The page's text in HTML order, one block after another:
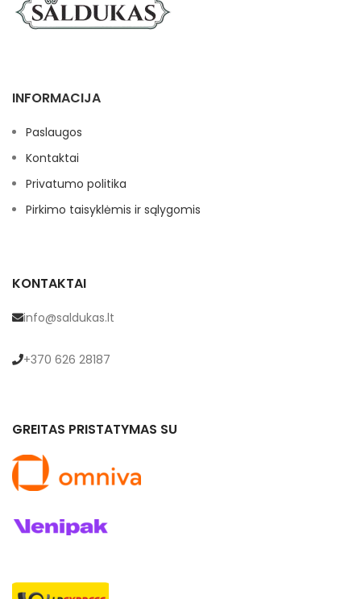
INFORMACIJA
Paslaugos
Kontaktai
Privatumo politika
Pirkimo taisyklėmis ir sąlygomis
KONTAKTAI
info@saldukas.lt
+370 626 28187
GREITAS PRISTATYMAS SU